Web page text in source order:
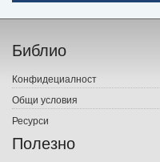
Начало
Печатни книги
Електронни книги
Е-списания
Библио
Конфидециалност
Общи условия
Ресурси
Полезно